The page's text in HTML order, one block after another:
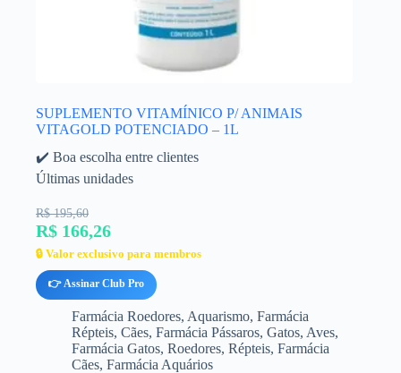
SUPLEMENTO VITAMÍNICO P/ ANIMAIS
VITAGOLD POTENCIADO – 1L
✔️ Boa escolha entre clientes
Últimas unidades
R$ 195,60
R$ 166,26
🔒 Valor exclusivo para membros
👉 Assinar Club Pro
Farmácia Roedores, Aquarismo, Farmácia
Répteis, Cães, Farmácia Pássaros, Gatos, Aves,
Farmácia Gatos, Roedores, Répteis, Farmácia
Cães, Farmácia Aquários